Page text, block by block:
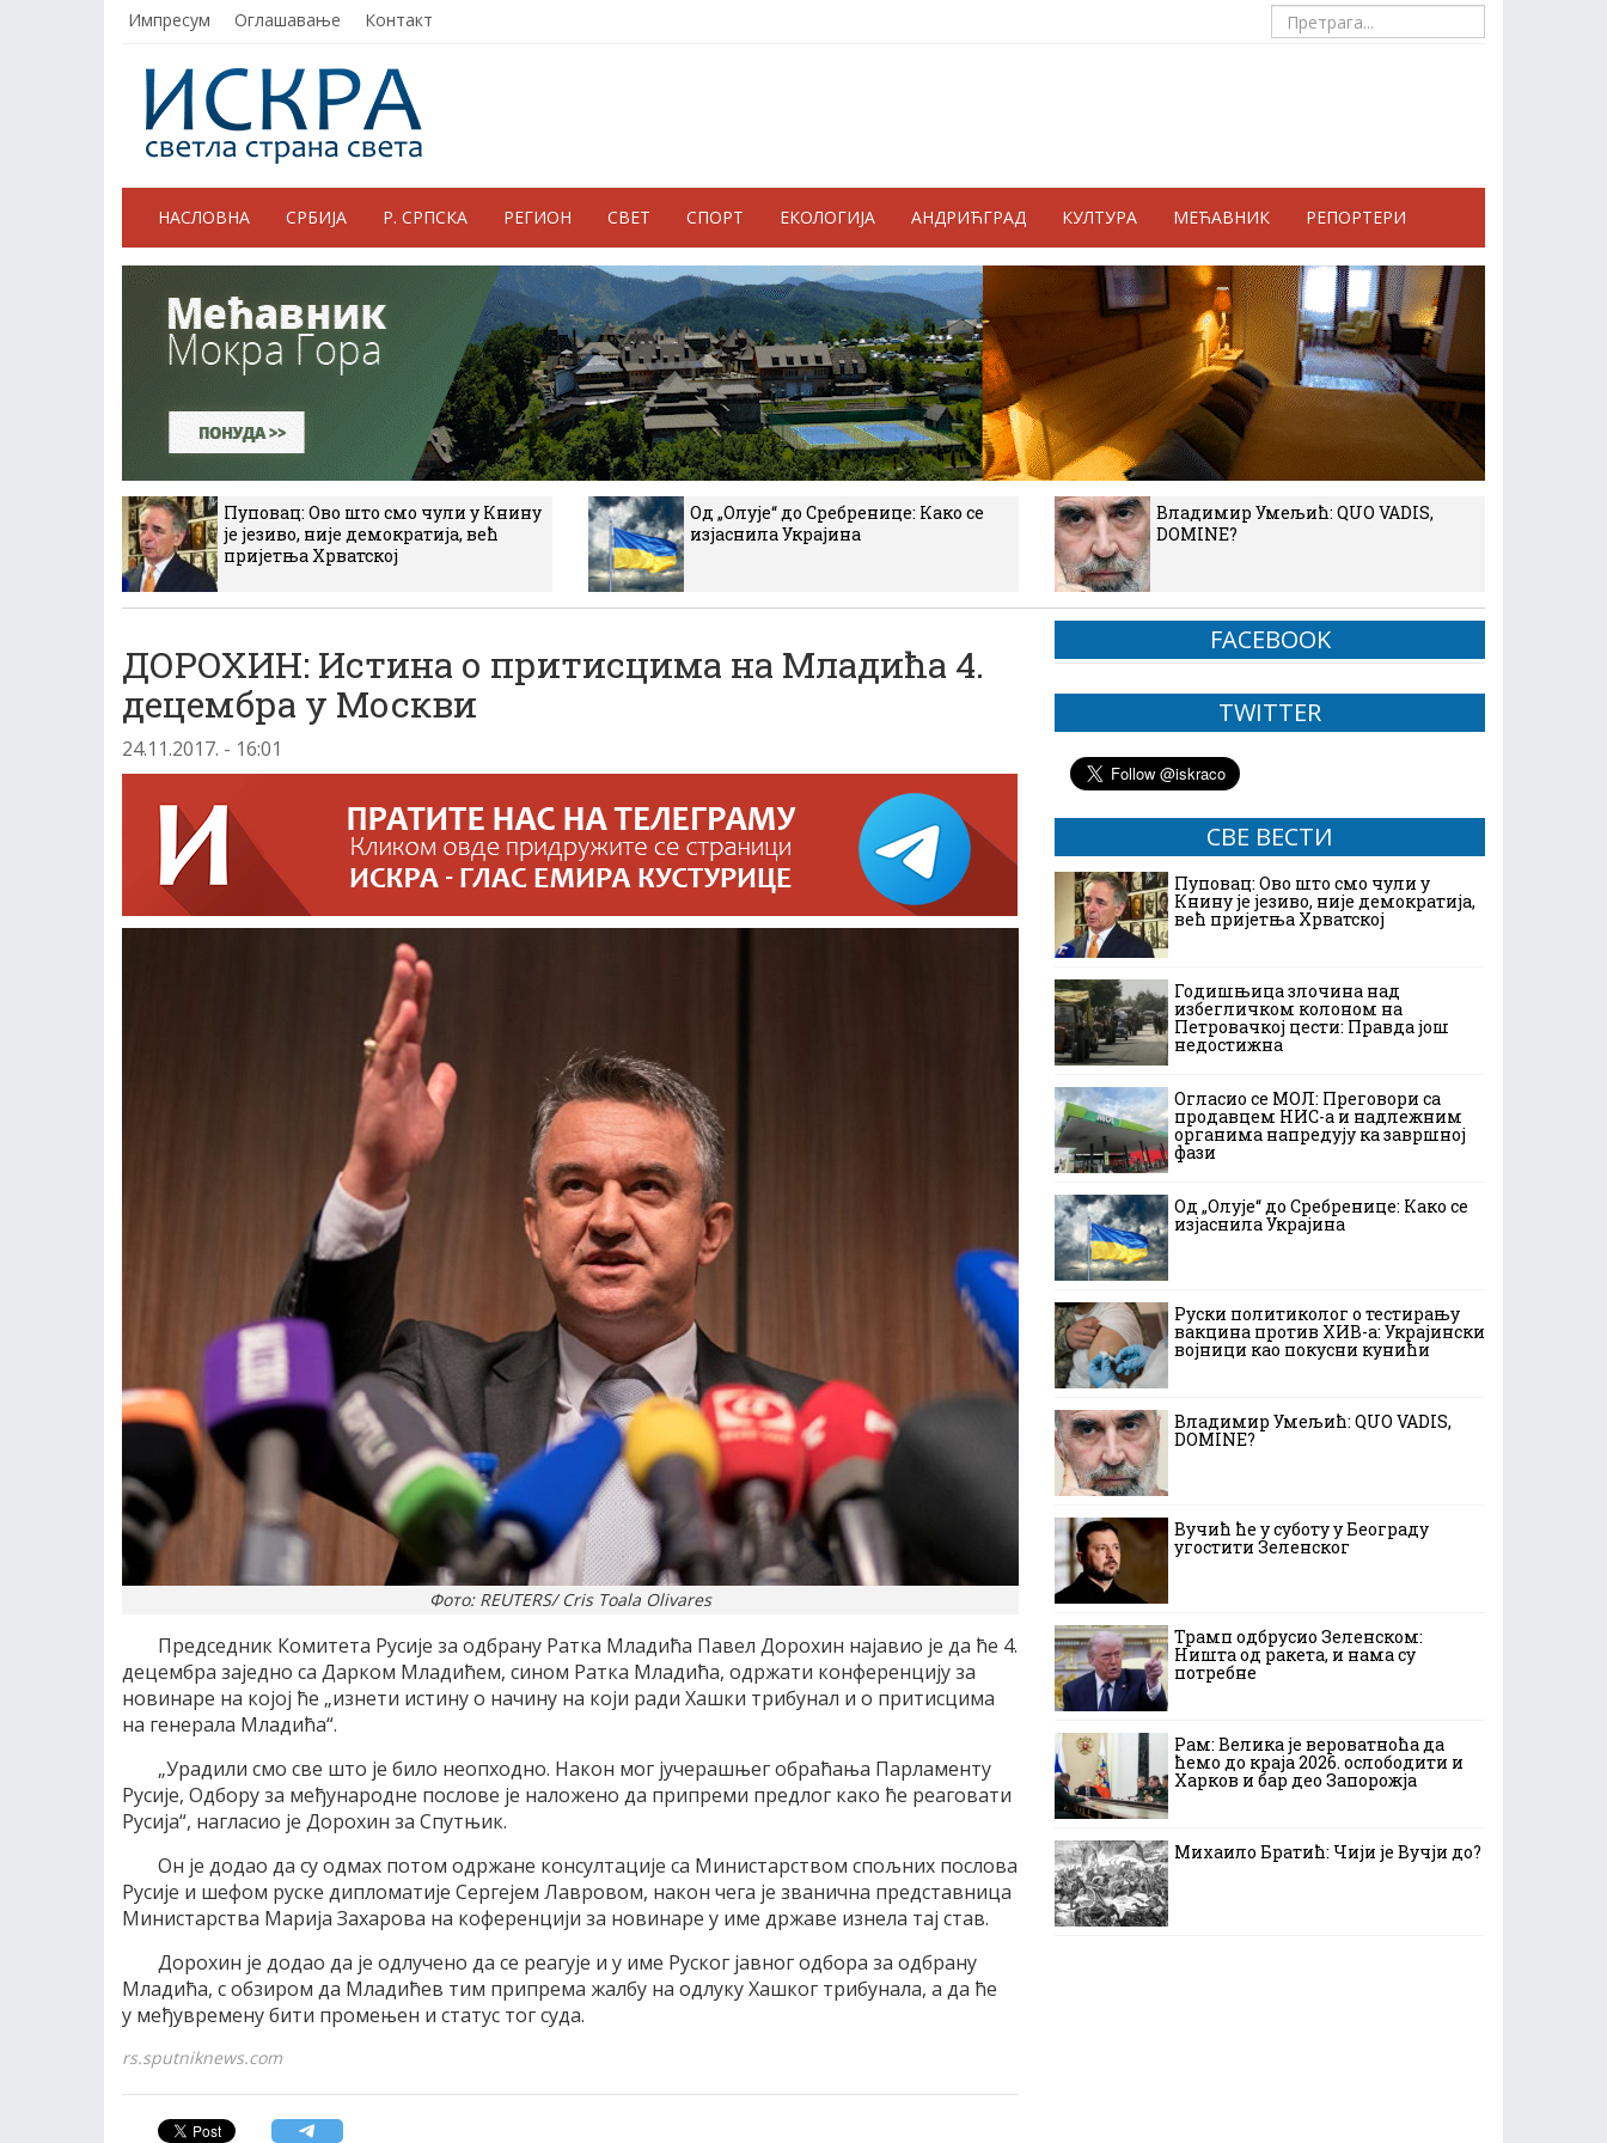
Импресум Оглашавање Контакт
НАСЛОВНА СРБИЈА Р. СРПСКА РЕГИОН СВЕТ СПОРТ ЕКОЛОГИЈА АНДРИЋГРАД КУЛТУРА МЕЋАВНИК РЕПОРТЕРИ
Пуповац: Ово што смо чули у Книну
је језиво, није демократија, већ
пријетња Хрватској
Од „Олује“ до Сребренице: Како се
изјаснила Украјина
Владимир Умељић: QUO VADIS,
DOMINE?
ДОРОХИН: Истина о притисцима на Младића 4.
децембра у Москви
24.11.2017. - 16:01
Фото: REUTERS/ Cris Toala Olivares
Председник Комитета Русије за одбрану Ратка Младића Павел Дорохин најавио је да ће 4.
децембра заједно са Дарком Младићем, сином Ратка Младића, одржати конференцију за
новинаре на којој ће „изнети истину о начину на који ради Хашки трибунал и о притисцима
на генерала Младића“.
„Урадили смо све што је било неопходно. Након мог јучерашњег обраћања Парламенту
Русије, Одбору за међународне послове је наложено да припреми предлог како ће реаговати
Русија“, нагласио је Дорохин за Спутњик.
Он је додао да су одмах потом одржане консултације са Министарством спољних послова
Русије и шефом руске дипломатије Сергејем Лавровом, након чега је званична представница
Министарства Марија Захарова на коференцији за новинаре у име државе изнела тај став.
Дорохин је додао да је одлучено да се реагује и у име Руског јавног одбора за одбрану
Младића, с обзиром да Младићев тим припрема жалбу на одлуку Хашког трибунала, а да ће
у међувремену бити промењен и статус тог суда.
rs.sputniknews.com
FACEBOOK
TWITTER
СВЕ ВЕСТИ
Пуповац: Ово што смо чули у
Книну је језиво, није демократија,
већ пријетња Хрватској
Годишњица злочина над
избегличком колоном на
Петровачкој цести: Правда још
недостижна
Огласио се МОЛ: Преговори са
продавцем НИС-а и надлежним
органима напредују ка завршној
фази
Од „Олује“ до Сребренице: Како се
изјаснила Украјина
Руски политиколог о тестирању
вакцина против ХИВ-а: Украјински
војници као покусни кунићи
Владимир Умељић: QUO VADIS,
DOMINE?
Вучић ће у суботу у Београду
угостити Зеленског
Трамп одбрусио Зеленском:
Ништа од ракета, и нама су
потребне
Рам: Велика је вероватноћа да
ћемо до краја 2026. ослободити и
Харков и бар део Запорожја
Михаило Братић: Чији је Вучји до?